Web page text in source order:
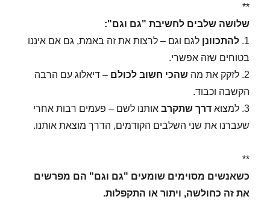
**
שלושה שלבים לחשיבת "גם וגם":
1. להתכוונן לגם וגם – לרצות את זה באמת, גם אם איננו
בטוחים שזה אפשרי.
2. לזקק את מה
שהכי חשוב לכולם – דיאלוג עם הרבה
הקשבה וכבוד.
3. למצוא
דרך שתקרב אותנו לשם – פעמים רבות אחרי
שעברנו את שני השלבים הקודמים, הדרך מוצאת אותנו.
**
כשאנשים מסוימים שומעים "גם וגם" הם מפרשים
את זה כחולשה, ויתור או התקפלות.